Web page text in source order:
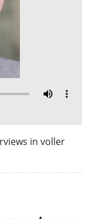
in voller